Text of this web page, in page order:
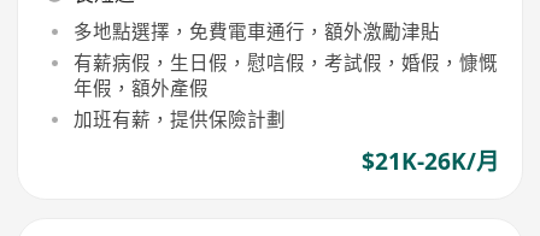
多地點選擇，免費電車通行，額外激勵津貼
有薪病假，生日假，慰唁假，考試假，婚假，慷慨
年假，額外產假
加班有薪，提供保險計劃
$21K-26K/月